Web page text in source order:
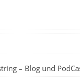
– Blog und